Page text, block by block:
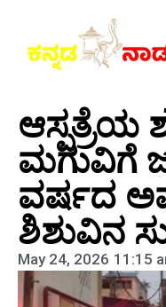
ಮಗುವಿಗೆ
ವರ್ಷದ
ಶಿಶುವಿನ
May 24, 2026 11:15